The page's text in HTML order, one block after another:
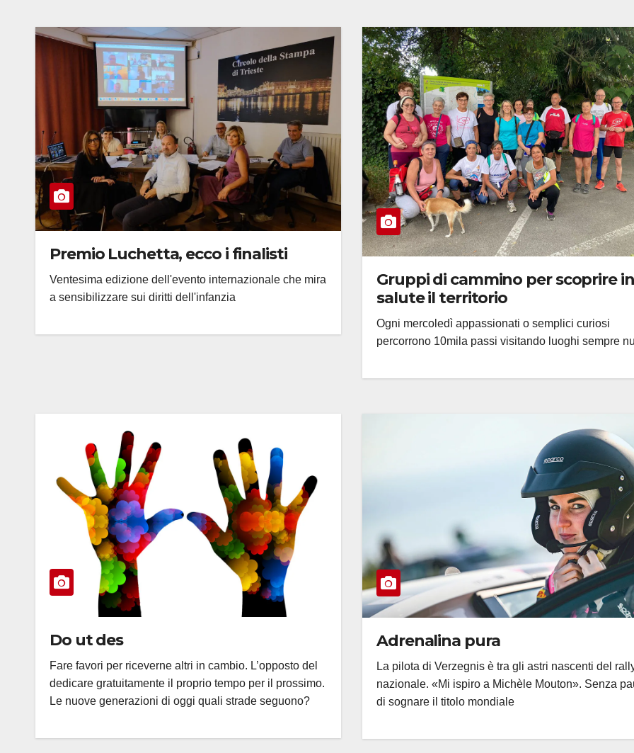
Premio Luchetta, ecco i finalisti
Ventesima edizione dell'evento internazionale che mira
a sensibilizzare sui diritti dell'infanzia
Gruppi di cammino per scoprire in
salute il territorio
Ogni mercoledì appassionati o semplici curiosi
percorrono 10mila passi visitando luoghi sempre
Do ut des
Fare favori per riceverne altri in cambio. L’opposto del
dedicare gratuitamente il proprio tempo per il prossimo.
Le nuove generazioni di oggi quali strade seguono?
Adrenalina pura
La pilota di Verzegnis è tra gli astri nascenti del
nazionale. «Mi ispiro a Michèle Mouton». Senza
di sognare il titolo mondiale